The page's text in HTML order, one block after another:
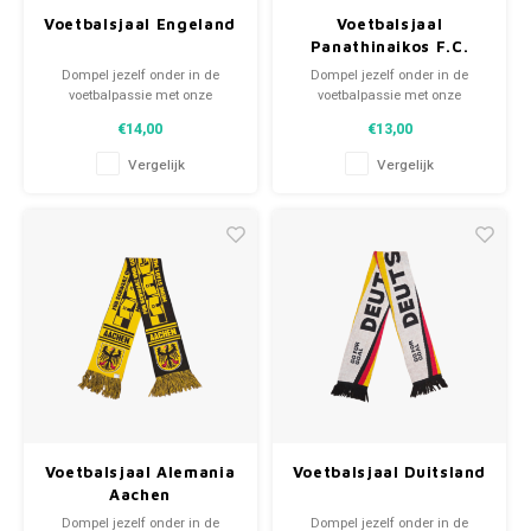
Voetbalsjaal Engeland
Dompel jezelf onder in de
voetbalpassie met onze
clubmotto's tot spelersnamen,
elk stuk vertelt een verhaal. Kies
uit tweedehands en nieuwe
fansjaals!
€14,00
Vergelijk
Voetbalsjaal
Panathinaikos F.C.
Dompel jezelf onder in de
voetbalpassie met onze
clubmotto's tot spelersnamen,
elk stuk vertelt een verhaal. Kies
uit tweedehands en nieuwe
fansjaals!
€13,00
Vergelijk
Voetbalsjaal Alemania
Aachen
Dompel jezelf onder in de
Voetbalsjaal Duitsland
Dompel jezelf onder in de